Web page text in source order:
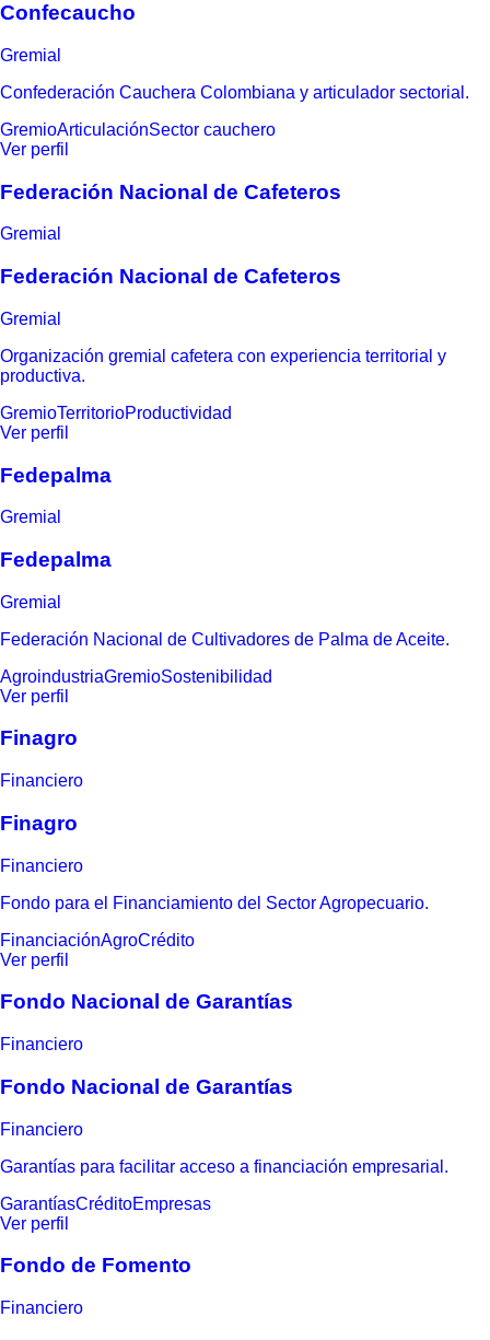
Confecaucho
Gremial
Confederación Cauchera Colombiana y articulador sectorial.
GremioArticulaciónSector cauchero
Ver perfil
Federación Nacional de Cafeteros
Gremial
Federación Nacional de Cafeteros
Gremial
Organización gremial cafetera con experiencia territorial y
productiva.
GremioTerritorioProductividad
Ver perfil
Fedepalma
Gremial
Fedepalma
Gremial
Federación Nacional de Cultivadores de Palma de Aceite.
AgroindustriaGremioSostenibilidad
Ver perfil
Finagro
Financiero
Finagro
Financiero
Fondo para el Financiamiento del Sector Agropecuario.
FinanciaciónAgroCrédito
Ver perfil
Fondo Nacional de Garantías
Financiero
Fondo Nacional de Garantías
Financiero
Garantías para facilitar acceso a financiación empresarial.
GarantíasCréditoEmpresas
Ver perfil
Fondo de Fomento
Financiero